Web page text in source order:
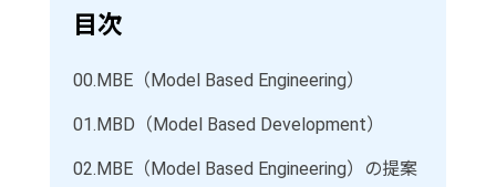
目次
00.MBE（Model Based Engineering）
01.MBD（Model Based Development）
02.MBE（Model Based Engineering）の提案